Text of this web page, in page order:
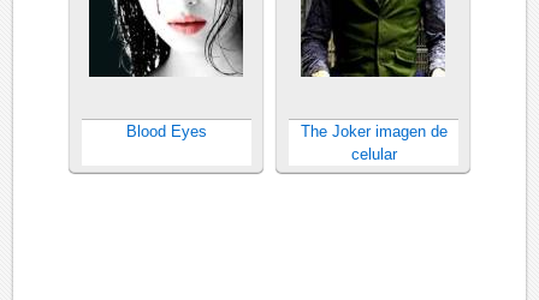
Blood Eyes
The Joker imagen de
celular